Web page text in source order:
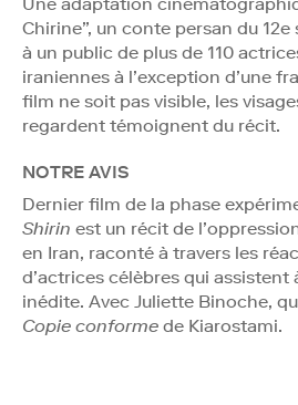
Chirine”, un conte persan du
à un public de plus de 110
iraniennes à l’exception d’une
film ne soit pas visible, les
regardent témoignent du récit.
NOTRE AVIS
Dernier film de la phase
Shirin est un récit de
en Iran, raconté à travers les
d’actrices célèbres qui assistent
inédite. Avec Juliette Binoche,
Copie conforme de Kiarostami.